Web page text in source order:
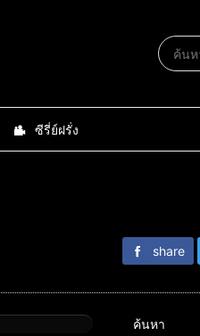
ซีรี่ย์ฝรั่ง
share
ค้นหา